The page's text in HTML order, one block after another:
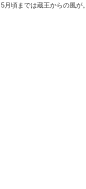
月頃までは蔵王からの風が。